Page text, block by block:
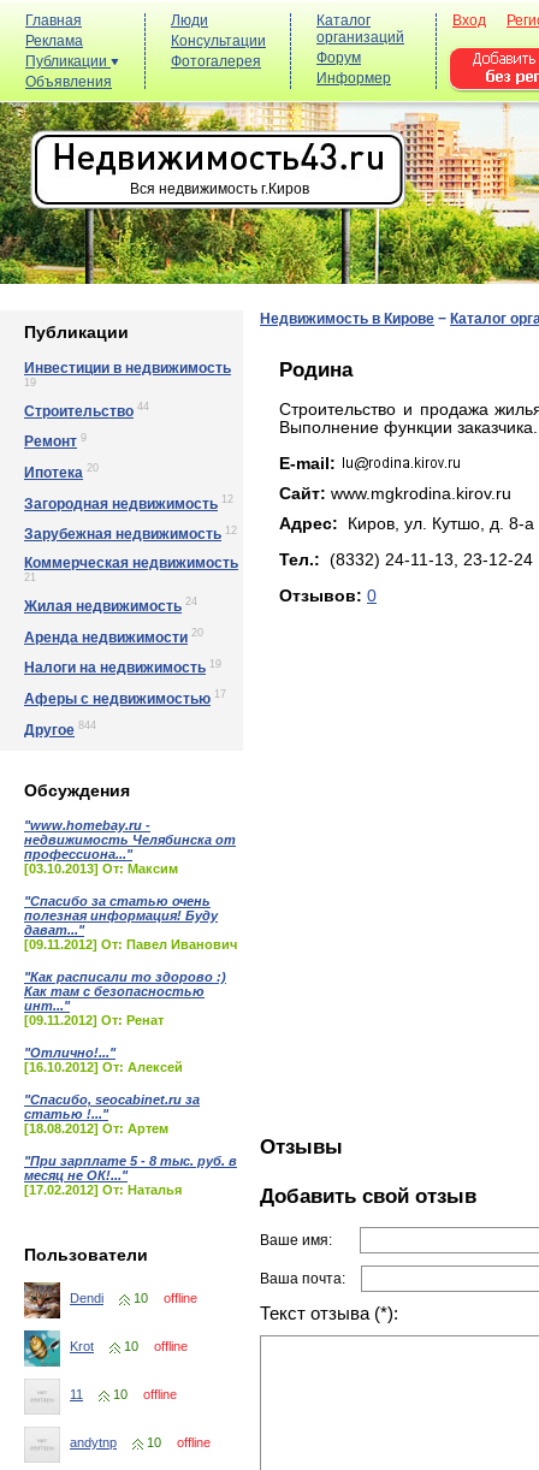
Главная
Реклама
Публикации
Объявления
Люди
Консультации
Фотогалерея
Каталог
организаций
Форум
Информер
Вход
Вся недвижимость г.Киров
Публикации
Инвестиции в недвижимость
19
Строительство 44
Ремонт 9
Ипотека 20
Загородная недвижимость 12
Зарубежная недвижимость 12
Коммерческая недвижимость
21
Жилая недвижимость 24
Аренда недвижимости 20
Налоги на недвижимость 19
Аферы с недвижимостью 17
Другое 844
Обсуждения
"www.homebay.ru -
недвижимость Челябинска от
профессиона..."
[03.10.2013] От: Максим
"Спасибо за статью очень
полезная информация! Буду
дават..."
[09.11.2012] От: Павел Иванович
"Как расписали то здорово :)
Как там с безопасностью
инт..."
[09.11.2012] От: Ренат
"Отлично!..."
[16.10.2012] От: Алексей
"Спасибо, seocabinet.ru за
статью !..."
[18.08.2012] От: Артем
"При зарплате 5 - 8 тыс. руб. в
месяц не ОК!..."
[17.02.2012] От: Наталья
Пользователи
Dendi 10 offline
Krot 10 offline
11 10 offline
andytnp 10 offline
Недвижимость в Кирове − Каталог
Родина
Строительство и продажа
Выполнение функции
E-mail:
Сайт: www.mgkrodina.kirov.ru
Адрес: Киров, yл. Кyтшo, д. 8-a
Тел.: (8332) 24-11-13, 23-12-24
Отзывов: 0
Отзывы
Добавить свой отзыв
Ваше имя:
Ваша почта:
Текст отзыва (*):